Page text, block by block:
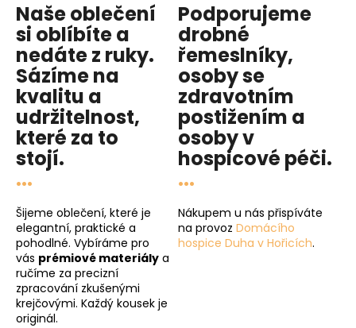
Naše oblečení
si oblíbíte a
nedáte z ruky.
Sázíme na
kvalitu a
udržitelnost,
které za to
stojí.
...
Šijeme oblečení, které je
elegantní, praktické a
pohodlné. Vybíráme pro
vás prémiové materiály a
ručíme za precizní
zpracování zkušenými
krejčovými. Každý kousek je
originál.
Podporujeme
drobné
řemeslníky,
osoby se
zdravotním
postižením a
osoby v
hospicové péči.
...
Nákupem u nás přispíváte
na provoz Domácího
hospice Duha v Hořicích.